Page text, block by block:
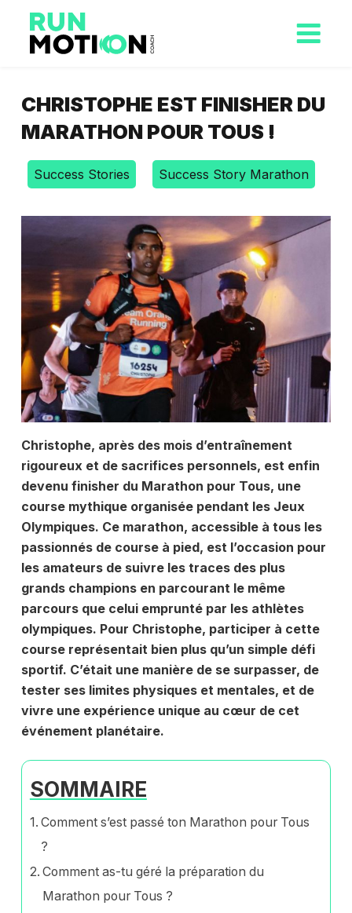
CHRISTOPHE EST FINISHER DU
MARATHON POUR TOUS !
Success Stories Success Story Marathon
Christophe, après des mois d’entraînement
rigoureux et de sacrifices personnels, est enfin
devenu finisher du Marathon pour Tous, une
course mythique organisée pendant les Jeux
Olympiques. Ce marathon, accessible à tous les
passionnés de course à pied, est l’occasion pour
les amateurs de suivre les traces des plus
grands champions en parcourant le même
parcours que celui emprunté par les athlètes
olympiques. Pour Christophe, participer à cette
course représentait bien plus qu’un simple défi
sportif. C’était une manière de se surpasser, de
tester ses limites physiques et mentales, et de
vivre une expérience unique au cœur de cet
événement planétaire.
SOMMAIRE
Comment s’est passé ton Marathon pour Tous
?
Comment as-tu géré la préparation du
Marathon pour Tous ?